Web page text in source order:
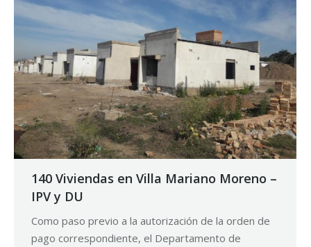
140 Viviendas en Villa Mariano Moreno –
IPV y DU
Como paso previo a la autorización de la orden de
pago correspondiente, el Departamento de